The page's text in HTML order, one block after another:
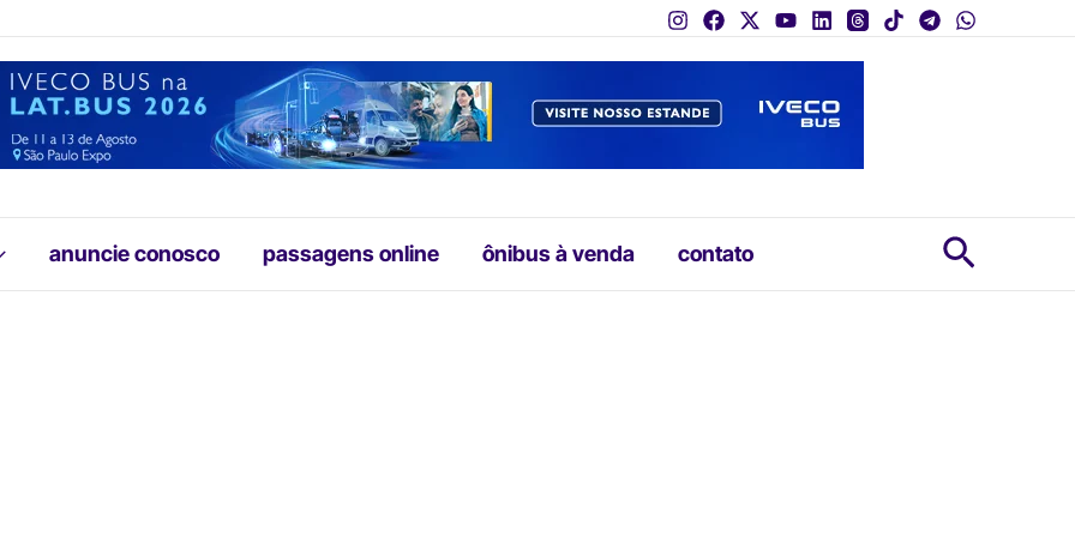
anuncie conosco passagens online ônibus à venda contato